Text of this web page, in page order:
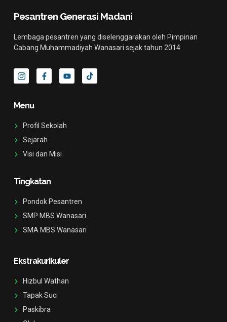
Pesantren Generasi Madani
Lembaga pesantren yang diselenggarakan oleh Pimpinan
Cabang Muhammadiyah Wanasari sejak tahun 2014
I
c
o
-
i
s
a
r
-
1
F
a
c
k
f
Y
o
u
T
i
k
Menu
Profil Sekolah
Sejarah
Visi dan Misi
Tingkatan
Pondok Pesantren
SMP MBS Wanasari
SMA MBS Wanasari
Ekstrakurikuler
Hizbul Wathan
Tapak Suci
Paskibra